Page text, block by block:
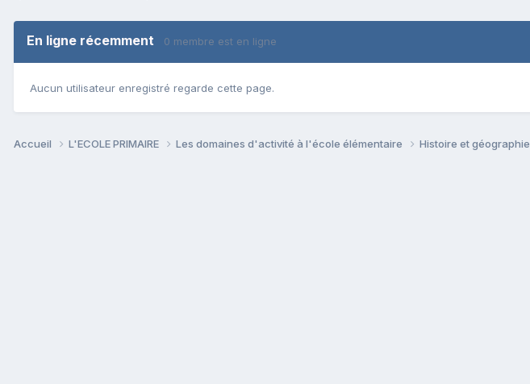
En ligne récemment 0 membre est en ligne
Aucun utilisateur enregistré regarde cette page.
Accueil L'ECOLE PRIMAIRE Les domaines d'activité à l'école élémentaire Histoire et géographie